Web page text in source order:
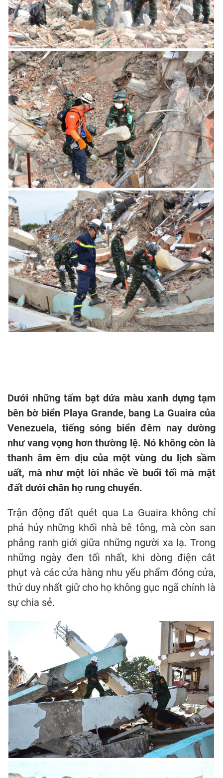
Dưới những tấm bạt dứa màu xanh dựng tạm
bên bờ biển Playa Grande, bang La Guaira của
Venezuela, tiếng sóng biển đêm nay dường
như vang vọng hơn thường lệ. Nó không còn là
thanh âm êm dịu của một vùng du lịch sầm
uất, mà như một lời nhắc về buổi tối mà mặt
đất dưới chân họ rung chuyển.
Trận động đất quét qua La Guaira không chỉ
phá hủy những khối nhà bê tông, mà còn san
phẳng ranh giới giữa những người xa lạ. Trong
những ngày đen tối nhất, khi dòng điện cắt
phụt và các cửa hàng nhu yếu phẩm đóng cửa,
thứ duy nhất giữ cho họ không gục ngã chính là
sự chia sẻ.